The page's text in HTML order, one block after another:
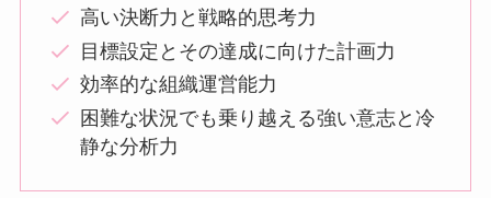
高い決断力と戦略的思考力
目標設定とその達成に向けた計画力
効率的な組織運営能力
困難な状況でも乗り越える強い意志と冷
静な分析力